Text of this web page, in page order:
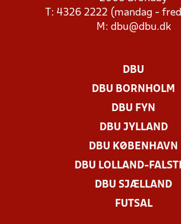
T: 4326 2222 (mandag -
M: dbu@dbu.dk
DBU
DBU BORNHOLM
DBU FYN
DBU JYLLAND
DBU KØBENHAVN
DBU LOLLAND-
DBU SJÆLLAND
FUTSAL